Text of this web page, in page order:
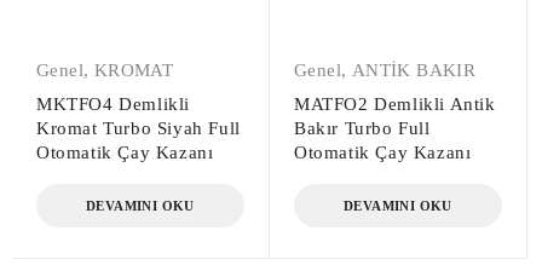
Genel, KROMAT
MKTFO4 Demlikli
Kromat Turbo Siyah Full
Otomatik Çay Kazanı
DEVAMINI OKU
Genel, ANTİK BAKIR
MATFO2 Demlikli Antik
Bakır Turbo Full
Otomatik Çay Kazanı
DEVAMINI OKU